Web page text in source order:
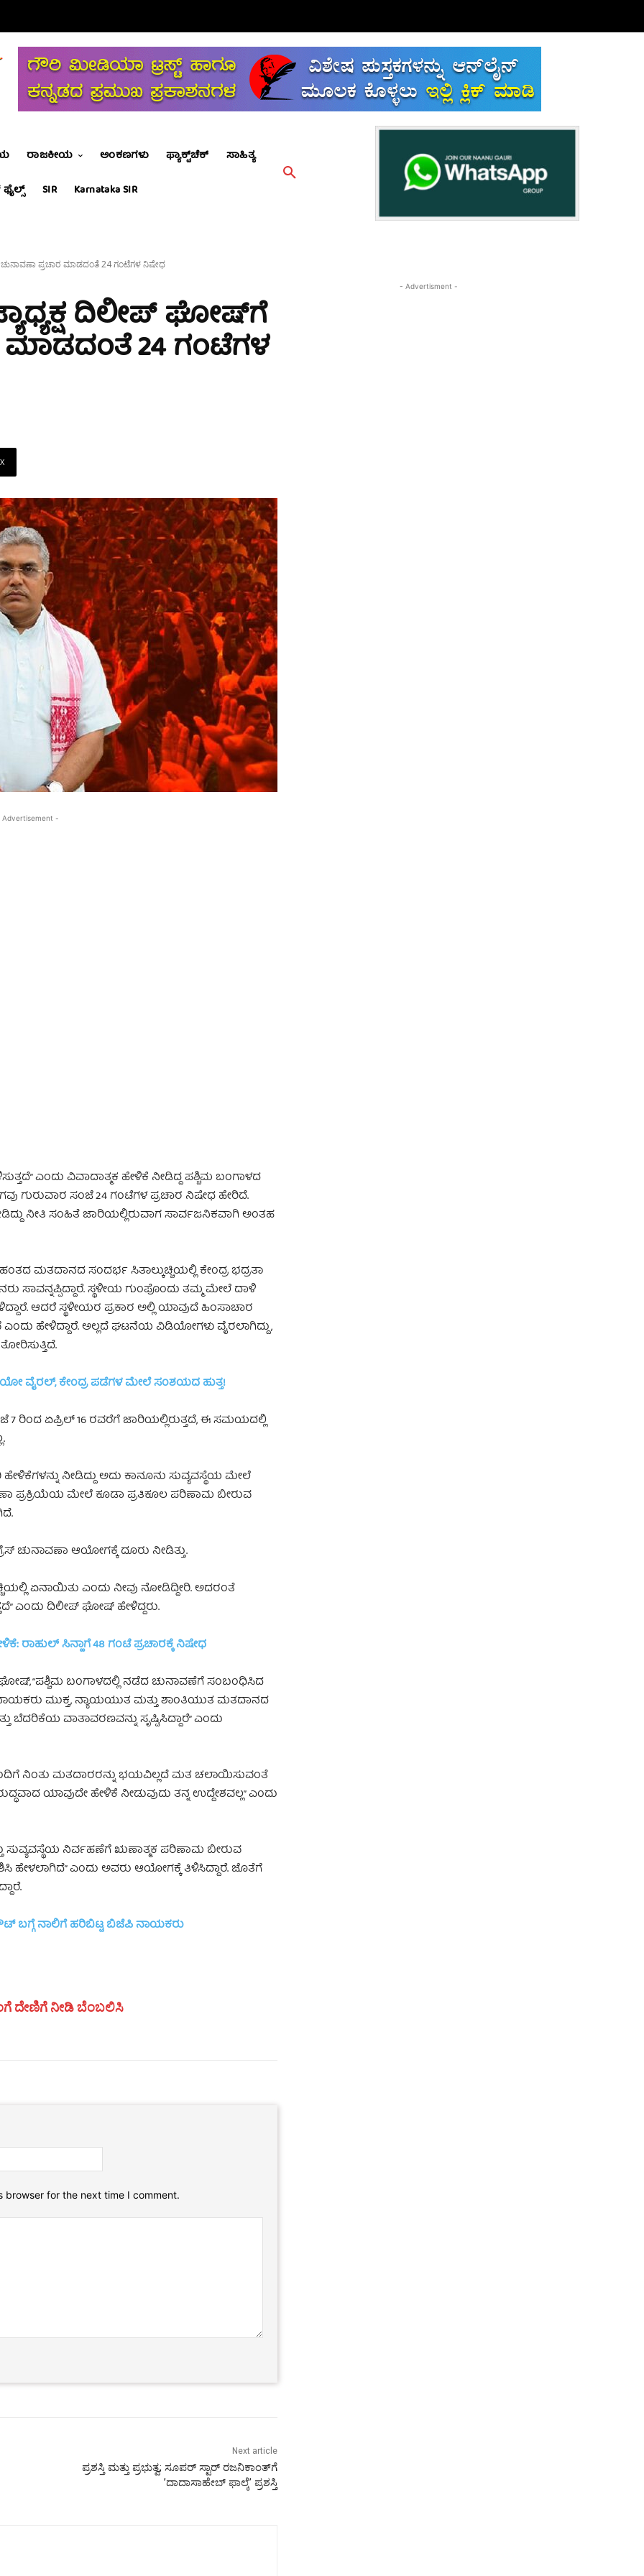
ರಾಜಕೀಯ ಅಂಕಣಗಳು ಫ್ಯಾಕ್ಟ್‌ಚೆಕ್
ಸಾಹಿತ್ಯ
SIR Karnataka SIR
ಪ್ರಚಾರ ಮಾಡದಂತೆ 24 ಗಂಟೆಗಳ ನಿಷೇಧ
ದಿಲೀಪ್‌‌ ಘೋಷ್‌ಗೆ
24 ಗಂಟೆಗಳ
X
-
ಎಂದು ವಿವಾದಾತ್ಮಕ ಹೇಳಿಕೆ ನೀಡಿದ್ದ ಪಶ್ಚಿಮ ಬಂಗಾಳದ
ಸಂಜೆ 24 ಗಂಟೆಗಳ ಪ್ರಚಾರ ನಿಷೇಧ ಹೇರಿದೆ.
ನೀತಿ ಸಂಹಿತೆ ಜಾರಿಯಲ್ಲಿರುವಾಗ ಸಾರ್ವಜನಿಕವಾಗಿ ಅಂತಹ
ಮತದಾನದ ಸಂದರ್ಭ ಸಿತಾಲ್ಕುಚ್ಚಿಯಲ್ಲಿ ಕೇಂದ್ರ ಭದ್ರತಾ
ಸ್ಥಳೀಯ ಗುಂಪೊಂದು ತಮ್ಮ ಮೇಲೆ ದಾಳಿ
ಆದರೆ ಸ್ಥಳೀಯರ ಪ್ರಕಾರ ಅಲ್ಲಿ ಯಾವುದೆ ಹಿಂಸಾಚಾರ
ಹೇಳಿದ್ದಾರೆ. ಅಲ್ಲದೆ ಘಟನೆಯ ವಿಡಿಯೋಗಳು ವೈರಲಾಗಿದ್ದು,
ವೈರಲ್, ಕೇಂದ್ರ ಪಡೆಗಳ ಮೇಲೆ ಸಂಶಯದ ಹುತ್ತ!
ರಿಂದ ಏಪ್ರಿಲ್ 16 ರವರೆಗೆ ಜಾರಿಯಲ್ಲಿರುತ್ತದೆ, ಈ ಸಮಯದಲ್ಲಿ
ನೀಡಿದ್ದು ಅದು ಕಾನೂನು ಸುವ್ಯವಸ್ಥೆಯ ಮೇಲೆ
ಪ್ರಕ್ರಿಯೆಯ ಮೇಲೆ ಕೂಡಾ ಪ್ರತಿಕೂಲ ಪರಿಣಾಮ ಬೀರುವ
ಚುನಾವಣಾ ಆಯೋಗಕ್ಕೆ ದೂರು ನೀಡಿತ್ತು.
ಏನಾಯಿತು ಎಂದು ನೀವು ನೋಡಿದ್ದೀರಿ. ಅದರಂತೆ
ಎಂದು ದಿಲೀಪ್ ಘೋಷ್ ಹೇಳಿದ್ದರು.
ರಾಹುಲ್ ಸಿನ್ಹಾಗೆ 48 ಗಂಟೆ ಪ್ರಚಾರಕ್ಕೆ ನಿಷೇಧ
“ಪಶ್ಚಿಮ ಬಂಗಾಳದಲ್ಲಿ ನಡೆದ ಚುನಾವಣೆಗೆ ಸಂಬಂಧಿಸಿದ
ಮುಕ್ತ, ನ್ಯಾಯಯುತ ಮತ್ತು ಶಾಂತಿಯುತ ಮತದಾನದ
ವಾತಾವರಣವನ್ನು ಸೃಷ್ಟಿಸಿದ್ದಾರೆ” ಎಂದು
ನಿಂತು ಮತದಾರರನ್ನು ಭಯವಿಲ್ಲದೆ ಮತ ಚಲಾಯಿಸುವಂತೆ
ಯಾವುದೇ ಹೇಳಿಕೆ ನೀಡುವುದು ತನ್ನ ಉದ್ದೇಶವಲ್ಲ” ಎಂದು
ಸುವ್ಯವಸ್ಥೆಯ ನಿರ್ವಹಣೆಗೆ ಋಣಾತ್ಮಕ ಪರಿಣಾಮ ಬೀರುವ
ಹೇಳಲಾಗಿದೆ” ಎಂದು ಅವರು ಆಯೋಗಕ್ಕೆ ತಿಳಿಸಿದ್ದಾರೆ. ಜೊತೆಗೆ
.
ಬಗ್ಗೆ ನಾಲಿಗೆ ಹರಿಬಿಟ್ಟ ಬಿಜೆಪಿ ನಾಯಕರು
ದೇಣಿಗೆ ನೀಡಿ ಬೆಂಬಲಿಸಿ
browser for the next time I comment.
Next article
ಪ್ರಶಸ್ತಿ ಮತ್ತು ಪ್ರಭುತ್ವ; ಸೂಪರ್ ಸ್ಟಾರ್ ರಜನಿಕಾಂತ್‌ಗೆ
’ದಾದಾಸಾಹೇಬ್ ಫಾಲ್ಕೆ’ ಪ್ರಶಸ್ತಿ
- Advertisment -